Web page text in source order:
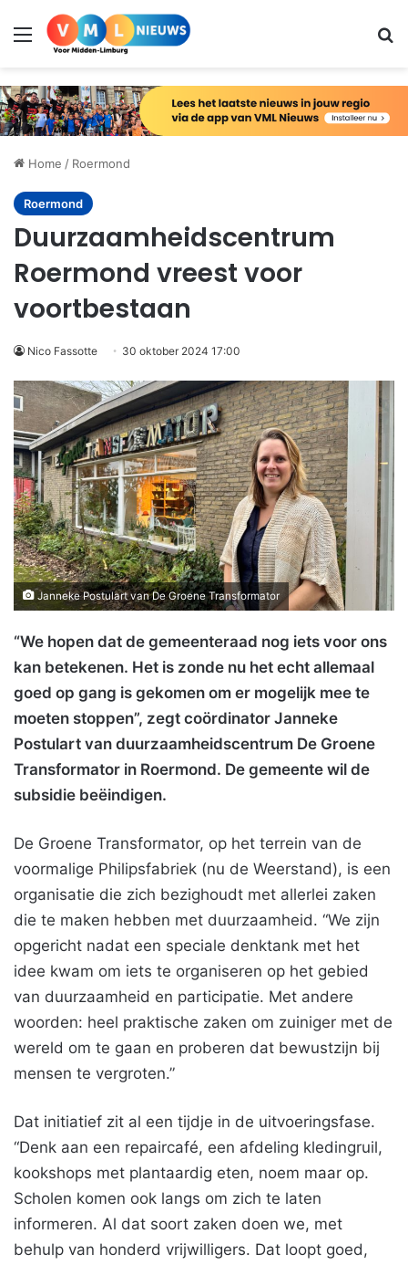
Menu
Home / Roermond
Roermond
Duurzaamheidscentrum
Roermond vreest voor
voortbestaan
Nico Fassotte 30 oktober 2024 17:00
Janneke Postulart van De Groene Transformator
“We hopen dat de gemeenteraad nog iets voor ons
kan betekenen. Het is zonde nu het echt allemaal
goed op gang is gekomen om er mogelijk mee te
moeten stoppen”, zegt coördinator Janneke
Postulart van duurzaamheidscentrum De Groene
Transformator in Roermond. De gemeente wil de
subsidie beëindigen.
De Groene Transformator, op het terrein van de
voormalige Philipsfabriek (nu de Weerstand), is een
organisatie die zich bezighoudt met allerlei zaken
die te maken hebben met duurzaamheid. “We zijn
opgericht nadat een speciale denktank met het
idee kwam om iets te organiseren op het gebied
van duurzaamheid en participatie. Met andere
woorden: heel praktische zaken om zuiniger met de
wereld om te gaan en proberen dat bewustzijn bij
mensen te vergroten.”
Dat initiatief zit al een tijdje in de uitvoeringsfase.
“Denk aan een repaircafé, een afdeling kledingruil,
kookshops met plantaardig eten, noem maar op.
Scholen komen ook langs om zich te laten
informeren. Al dat soort zaken doen we, met
behulp van honderd vrijwilligers. Dat loopt goed,